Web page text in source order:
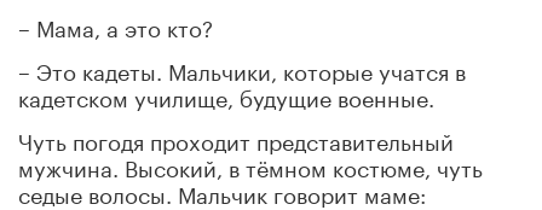
– Мама, а это кто?
– Это кадеты. Мальчики, которые учатся в
кадетском училище, будущие военные.
Чуть погодя проходит представительный
мужчина. Высокий, в тёмном костюме, чуть
седые волосы. Мальчик говорит маме: